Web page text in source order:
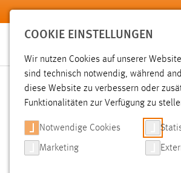
Zum Hauptinhalt springen
Sie sind hier:
Hochschule Aktuelles News der OTH
SOUNDDESIGN:
COOKIE EINSTELLUNGEN
Wir nutzen Cookies auf unserer
sind technisch notwendig, während
diese Website zu verbessern oder
Funktionalitäten zur Verfügung zu
Notwendige Cookies
Marketing